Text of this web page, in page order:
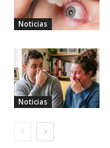
Noticias
Noticias